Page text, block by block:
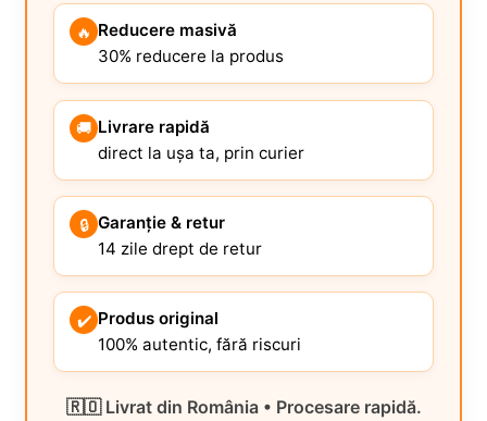
🔥 Reducere masivă
30% reducere la produs
🚚 Livrare rapidă
direct la ușa ta, prin curier
🔒 Garanție & retur
14 zile drept de retur
✔️ Produs original
100% autentic, fără riscuri
🇷🇴 Livrat din România • Procesare rapidă.